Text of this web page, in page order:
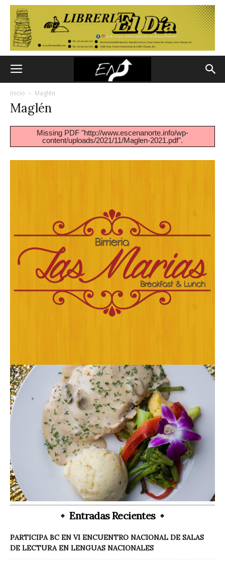
Inicio Maglén
Maglén
Missing PDF "http://www.escenanorte.info/wp-
content/uploads/2021/11/Maglen-2021.pdf".
Entradas Recientes
PARTICIPA BC EN VI ENCUENTRO NACIONAL DE SALAS
DE LECTURA EN LENGUAS NACIONALES